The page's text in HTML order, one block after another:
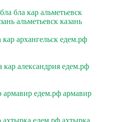
бла кар альметьевск
альметьевск казань
кар архангельск едем.рф
кар александрия едем.рф
армавир едем.рф армавир